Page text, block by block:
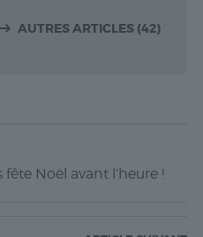
AUTRES ARTICLES (42)
Noël avant l’heure !